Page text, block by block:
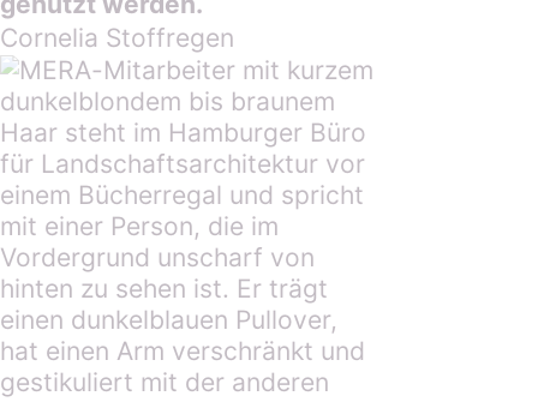
Cornelia Stoffregen